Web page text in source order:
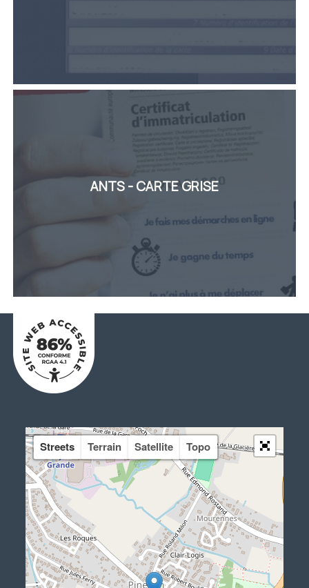
ANTS - CARTE GRISE
Streets Terrain Satellite Topo